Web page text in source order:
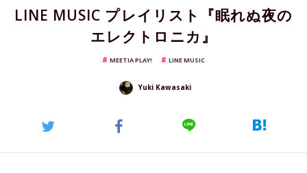
LINE MUSIC プレイリスト『眠れぬ夜の
エレクトロニカ』
MEETIA PLAY! LINE MUSIC
Yuki Kawasaki